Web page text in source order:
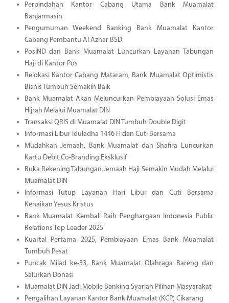
Perpindahan Kantor Cabang Utama Bank Muamalat
Banjarmasin
Pengumuman Weekend Banking Bank Muamalat Kantor
Cabang Pembantu Al Azhar BSD
PosIND dan Bank Muamalat Luncurkan Layanan Tabungan
Haji di Kantor Pos
Relokasi Kantor Cabang Mataram, Bank Muamalat Optimistis
Bisnis Tumbuh Semakin Baik
Bank Muamalat Akan Meluncurkan Pembiayaan Solusi Emas
Hijrah Melalui Muamalat DIN
Transaksi QRIS di Muamalat DIN Tumbuh Double Digit
Informasi Libur Iduladha 1446 H dan Cuti Bersama
Mudahkan Jemaah, Bank Muamalat dan Shafira Luncurkan
Kartu Debit Co-Branding Eksklusif
Buka Rekening Tabungan Jemaah Haji Semakin Mudah Melalui
Muamalat DIN
Informasi Tutup Layanan Hari Libur dan Cuti Bersama
Kenaikan Yesus Kristus
Bank Muamalat Kembali Raih Penghargaan Indonesia Public
Relations Top Leader 2025
Kuartal Pertama 2025, Pembiayaan Emas Bank Muamalat
Tumbuh Pesat
Puncak Milad ke-33, Bank Muamalat Olahraga Bareng dan
Salurkan Donasi
Muamalat DIN Jadi Mobile Banking Syariah Pilihan Masyarakat
Pengalihan Layanan Kantor Bank Muamalat (KCP) Cikarang